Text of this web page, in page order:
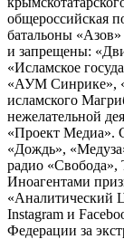
общероссийская
батальоны
и запрещены:
«Исламское
«АУМ Синрике»,
исламского
нежелательной
«Проект Медиа».
«Дождь»,
радио
Иноагентами
«Аналитический
Instagram и
Федерации за